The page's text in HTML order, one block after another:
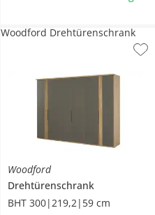
Woodford
Drehtürenschrank
BHT 300|219,2|59 cm
Woodford Drehtürenschrank